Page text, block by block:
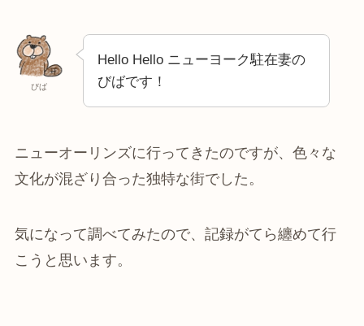
びば
Hello Hello ニューヨーク駐在妻の
びばです！
ニューオーリンズに行ってきたのですが、色々な
文化が混ざり合った独特な街でした。
気になって調べてみたので、記録がてら纏めて行
こうと思います。